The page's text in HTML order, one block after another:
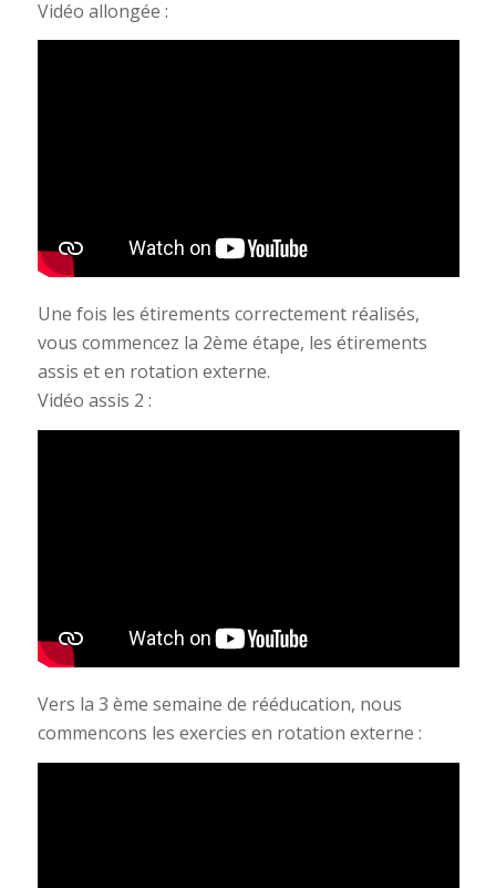
Vidéo allongée :
Une fois les étirements correctement réalisés,
vous commencez la 2ème étape, les étirements
assis et en rotation externe.
Vidéo assis 2 :
Vers la 3 ème semaine de rééducation, nous
commencons les exercies en rotation externe :